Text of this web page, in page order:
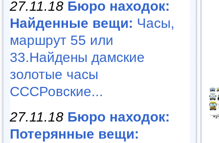
27.11.18 Бюро находок:
Найденные вещи: Часы,
маршрут 55 или
33.Найдены дамские
золотые часы
СССРовские...
27.11.18 Бюро находок:
Потерянные вещи: